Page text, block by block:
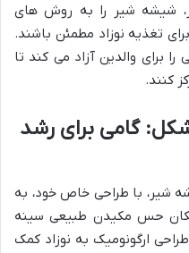
شیشه شیر را به روش های
تغذیه نوزاد مطمئن باشند.
برای والدین آزاد می کند تا
کنند.
گامی برای رشد
شیر، با طراحی خاص خود، به
حس مکیدن طبیعی سینه
طراحی ارگونومیک به نوزاد کمک